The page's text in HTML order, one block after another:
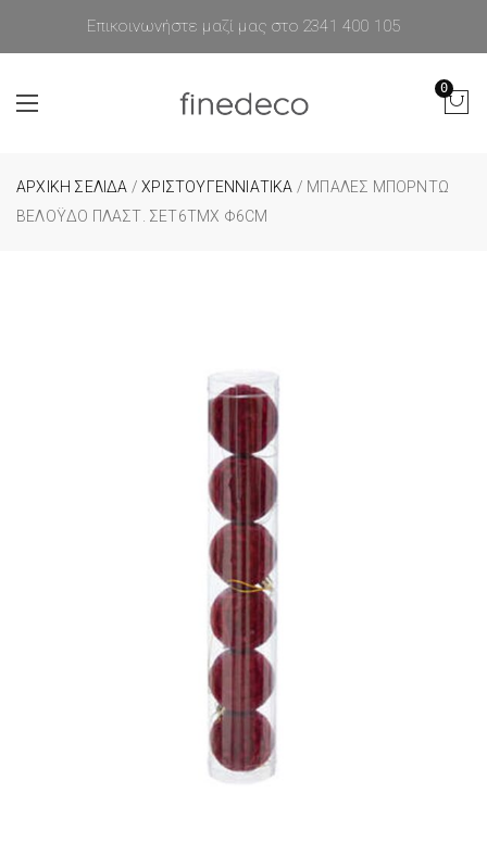
Επικοινωνήστε μαζί μας στο 2341 400 105
0
ΑΡΧΙΚΉ ΣΕΛΊΔΑ /ΧΡΙΣΤΟΥΓΕΝΝΙΑΤΙΚΑ / ΜΠΆΛΕΣ ΜΠΟΡΝΤΏ
ΒΕΛΌΥΔΟ ΠΛΑΣΤ. ΣΕΤ6ΤΜΧ Φ6CM